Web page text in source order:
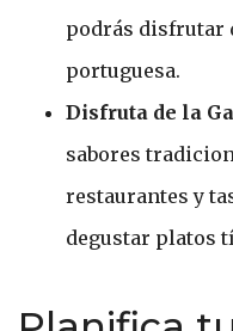
podrás disfrutar
portuguesa.
Disfruta de la
sabores
restaurantes y
degustar platos